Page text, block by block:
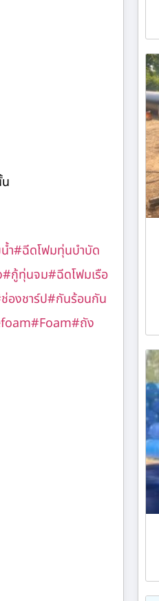
ำ#ฉีดโฟมทุ่นบำบัด
#กู้ทุ่นจม#ฉีดโฟมเรือ
องชาร์ป#กันร้อนกัน
#Foam#ถัง